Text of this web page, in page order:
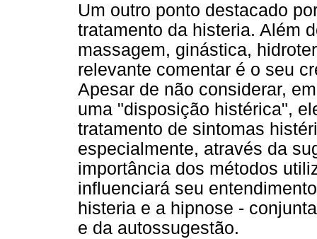
Um outro ponto destacado
tratamento da histeria. Além
massagem, ginástica,
relevante comentar é o seu
Apesar de não considerar,
uma "disposição histérica",
tratamento de sintomas
especialmente, através da
importância dos métodos
influenciará seu
histeria e a hipnose -
e da autossugestão.